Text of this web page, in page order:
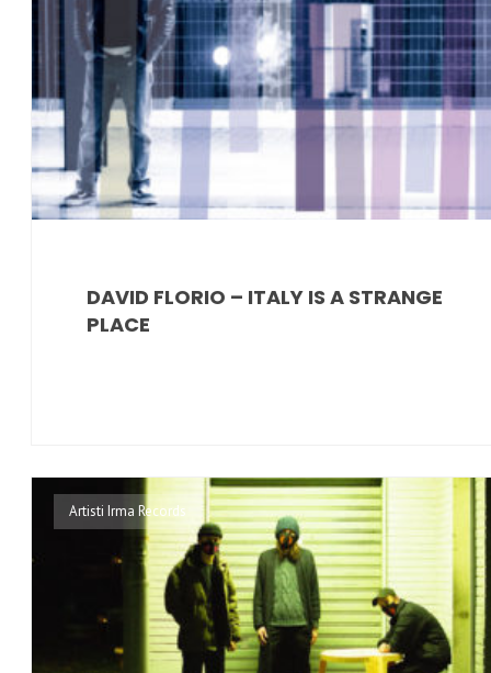
DAVID FLORIO – ITALY IS A STRANGE
PLACE
Artisti Irma Records